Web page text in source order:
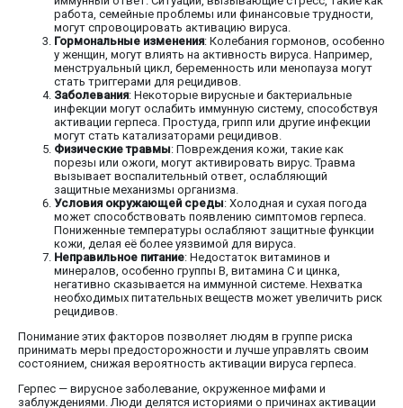
работа, семейные проблемы или финансовые трудности,
могут спровоцировать активацию вируса.
Гормональные изменения: Колебания гормонов, особенно
у женщин, могут влиять на активность вируса. Например,
менструальный цикл, беременность или менопауза могут
стать триггерами для рецидивов.
Заболевания: Некоторые вирусные и бактериальные
инфекции могут ослабить иммунную систему, способствуя
активации герпеса. Простуда, грипп или другие инфекции
могут стать катализаторами рецидивов.
Физические травмы: Повреждения кожи, такие как
порезы или ожоги, могут активировать вирус. Травма
вызывает воспалительный ответ, ослабляющий
защитные механизмы организма.
Условия окружающей среды: Холодная и сухая погода
может способствовать появлению симптомов герпеса.
Пониженные температуры ослабляют защитные функции
кожи, делая её более уязвимой для вируса.
Неправильное питание: Недостаток витаминов и
минералов, особенно группы B, витамина C и цинка,
негативно сказывается на иммунной системе. Нехватка
необходимых питательных веществ может увеличить риск
рецидивов.
Понимание этих факторов позволяет людям в группе риска
принимать меры предосторожности и лучше управлять своим
состоянием, снижая вероятность активации вируса герпеса.
Герпес — вирусное заболевание, окруженное мифами и
заблуждениями. Люди делятся историями о причинах активации